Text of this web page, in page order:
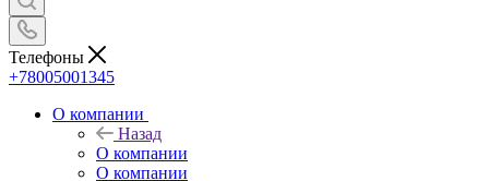
Телефоны
+78005001345
О компании
Назад
О компании
О компании